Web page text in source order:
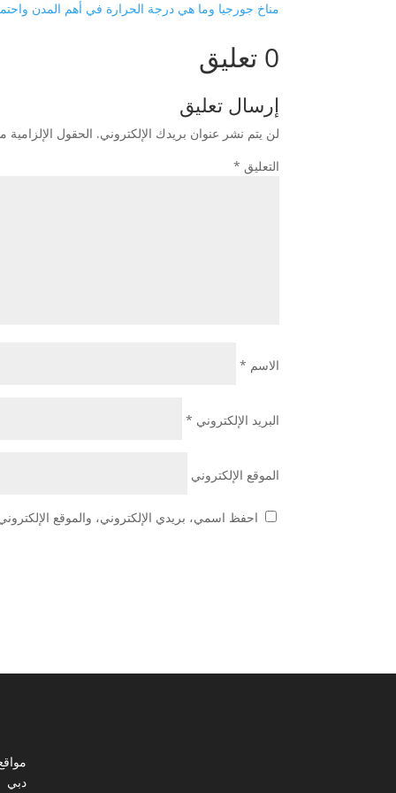
مناخ جورجيا وما هي درجة الحرارة في أهم المدن
0 تعليق
إرسال تعليق
لن يتم نشر عنوان بريدك الإلكتروني. الحقول الإلزامية
التعليق *
الاسم *
البريد الإلكتروني *
الموقع الإلكتروني
احفظ اسمي، بريدي الإلكتروني، والموقع
دبي